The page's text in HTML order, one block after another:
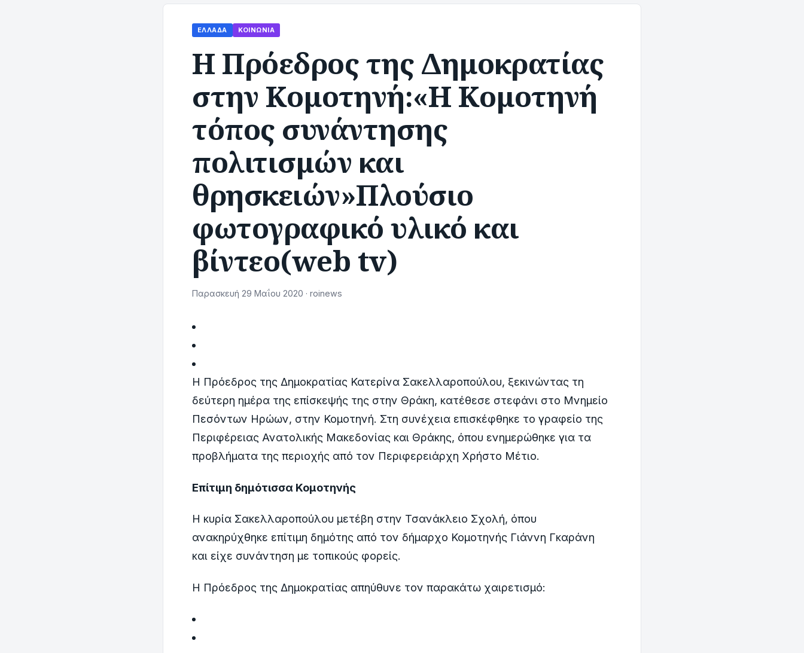
ΕΛΛΆΔΑ ΚΟΙΝΩΝΊΑ
Η Πρόεδρος της Δημοκρατίας
στην Κομοτηνή:«Η Κομοτηνή
τόπος συνάντησης
πολιτισμών και
θρησκειών»Πλούσιο
φωτογραφικό υλικό και
βίντεο(web tv)
Παρασκευή 29 Μαΐου 2020 · roinews
Η Πρόεδρος της Δημοκρατίας Κατερίνα Σακελλαροπούλου, ξεκινώντας τη
δεύτερη ημέρα της επίσκεψής της στην Θράκη, κατέθεσε στεφάνι στο Μνημείο
Πεσόντων Ηρώων, στην Κομοτηνή. Στη συνέχεια επισκέφθηκε το γραφείο της
Περιφέρειας Ανατολικής Μακεδονίας και Θράκης, όπου ενημερώθηκε για τα
προβλήματα της περιοχής από τον Περιφερειάρχη Χρήστο Μέτιο.
Επίτιμη δημότισσα Κομοτηνής
Η κυρία Σακελλαροπούλου μετέβη στην Τσανάκλειο Σχολή, όπου
ανακηρύχθηκε επίτιμη δημότης από τον δήμαρχο Κομοτηνής Γιάννη Γκαράνη
και είχε συνάντηση με τοπικούς φορείς.
Η Πρόεδρος της Δημοκρατίας απηύθυνε τον παρακάτω χαιρετισμό: